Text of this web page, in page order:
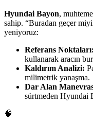
Hyundai Bayon,
sahip. “Buradan geçer
yeniyoruz:
Referans Noktaları:
kullanarak aracın
Kaldırım Analizi:
milimetrik yanaşma.
Dar Alan
sürtmeden Hyundai
🧠